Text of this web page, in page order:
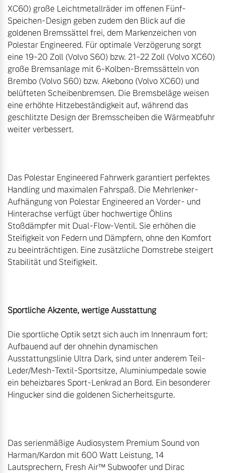
XC60) große Leichtmetallräder im offenen Fünf-
Speichen-Design geben zudem den Blick auf die
goldenen Bremssättel frei, dem Markenzeichen von
Polestar Engineered. Für optimale Verzögerung sorgt
eine 19-20 Zoll (Volvo S60) bzw. 21-22 Zoll (Volvo XC60)
große Bremsanlage mit 6-Kolben-Bremssätteln von
Brembo (Volvo S60) bzw. Akebono (Volvo XC60) und
belüfteten Scheibenbremsen. Die Bremsbeläge weisen
eine erhöhte Hitzebeständigkeit auf, während das
geschlitzte Design der Bremsscheiben die Wärmeabfuhr
weiter verbessert.
Das Polestar Engineered Fahrwerk garantiert perfektes
Handling und maximalen Fahrspaß. Die Mehrlenker-
Aufhängung von Polestar Engineered an Vorder- und
Hinterachse verfügt über hochwertige Öhlins
Stoßdämpfer mit Dual-Flow-Ventil. Sie erhöhen die
Steifigkeit von Federn und Dämpfern, ohne den Komfort
zu beeinträchtigen. Eine zusätzliche Domstrebe steigert
Stabilität und Steifigkeit.
Sportliche Akzente, wertige Ausstattung
Die sportliche Optik setzt sich auch im Innenraum fort:
Aufbauend auf der ohnehin dynamischen
Ausstattungslinie Ultra Dark, sind unter anderem Teil-
Leder/Mesh-Textil-Sportsitze, Aluminiumpedale sowie
ein beheizbares Sport-Lenkrad an Bord. Ein besonderer
Hingucker sind die goldenen Sicherheitsgurte.
Das serienmäßige Audiosystem Premium Sound von
Harman/Kardon mit 600 Watt Leistung, 14
Lautsprechern, Fresh Air™ Subwoofer und Dirac